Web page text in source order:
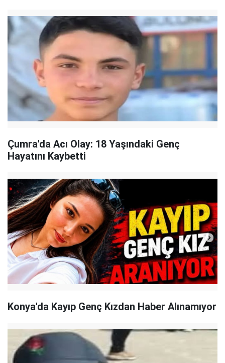
Çumra'da Acı Olay: 18 Yaşındaki Genç
Hayatını Kaybetti
Konya'da Kayıp Genç Kızdan Haber Alınamıyor